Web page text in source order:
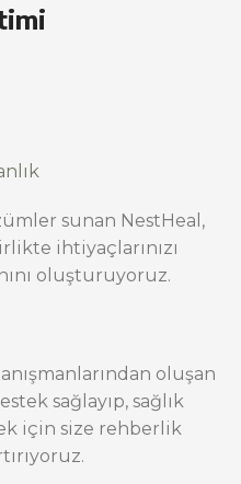
sunan NestHeal,
ihtiyaçlarınızı
oluşturuyoruz.
oluşan
sağlayıp, sağlık
için size rehberlik